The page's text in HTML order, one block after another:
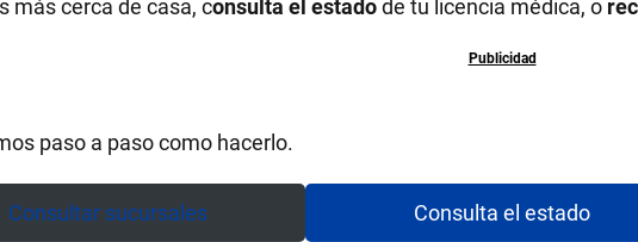
más cerca de casa, consulta el estadode tu licencia médica, o
paso a paso como hacerlo.
Consultar sucursales Consulta el estado